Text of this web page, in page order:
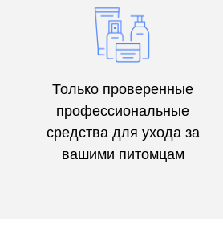
Только проверенные
профессиональные
средства для ухода за
вашими питомцам